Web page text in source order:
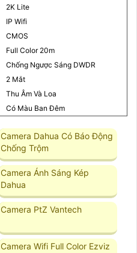
2K Lite
IP Wifi
CMOS
Full Color 20m
Chống Ngược Sáng DWDR
2 Mắt
Thu Âm Và Loa
Có Màu Ban Ðêm
Camera Dahua Có Báo Động
Chống Trộm
Camera Ánh Sáng Kép
Dahua
Camera PtZ Vantech
Camera Wifi Full Color Ezviz